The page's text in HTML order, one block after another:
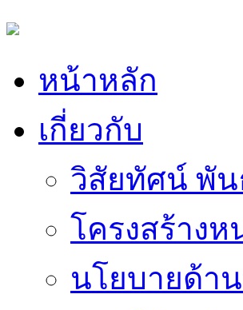
หน้าหลัก
เกี่ยวกับ
วิสัยทัศน์ พัน
โครงสร้างห
นโยบายด้า